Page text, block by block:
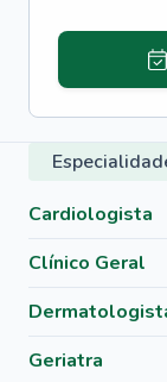
Cardiologista
Clínico Geral
Geriatra